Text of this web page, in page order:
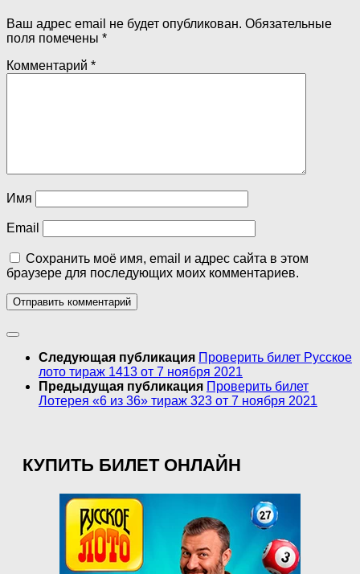
Ваш адрес email не будет опубликован. Обязательные
поля помечены *
Комментарий *
Имя
Email
Сохранить моё имя, email и адрес сайта в этом
браузере для последующих моих комментариев.
Следующая публикация Проверить билет Русское
лото тираж 1413 от 7 ноября 2021
Предыдущая публикация Проверить билет
Лотерея «6 из 36» тираж 323 от 7 ноября 2021
КУПИТЬ БИЛЕТ ОНЛАЙН